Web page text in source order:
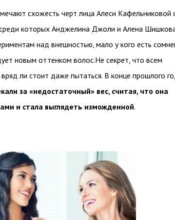
схожесть черт лица Алеси Кафельниковой
которых Анджелина Джоли и Алена
над внешностью, мало у кого есть
новым оттенком волос.Не секрет, что всем
ли стоит даже пытаться. В конце прошлого
за «недостаточный» вес, считая, что она
и стала выглядеть изможденной.